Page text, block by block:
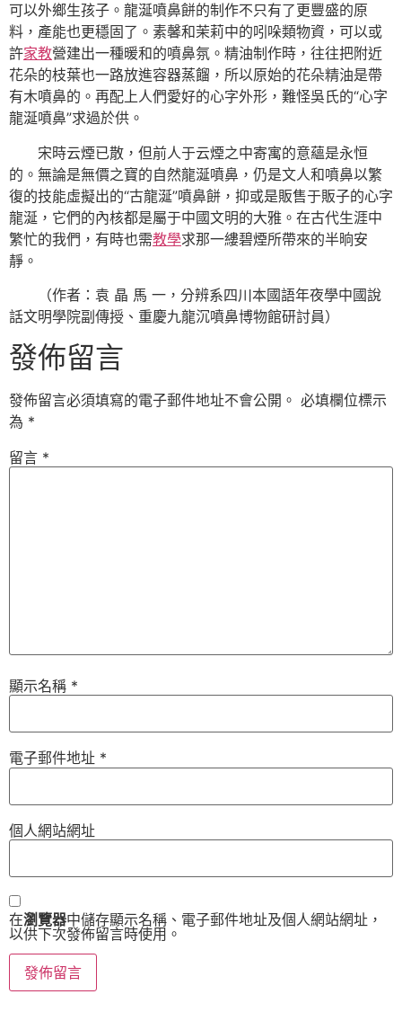
可以外鄉生孩子。龍涎噴鼻餅的制作不只有了更豐盛的原
料，產能也更穩固了。素馨和茉莉中的吲哚類物資，可以或
許家教營建出一種暖和的噴鼻氛。精油制作時，往往把附近
花朵的枝葉也一路放進容器蒸餾，所以原始的花朵精油是帶
有木噴鼻的。再配上人們愛好的心字外形，難怪吳氏的“心字
龍涎噴鼻”求過於供。
宋時云煙已散，但前人于云煙之中寄寓的意蘊是永恒
的。無論是無價之寶的自然龍涎噴鼻，仍是文人和噴鼻以繁
復的技能虛擬出的“古龍涎”噴鼻餅，抑或是販售于販子的心字
龍涎，它們的內核都是屬于中國文明的大雅。在古代生涯中
繁忙的我們，有時也需教學求那一縷碧煙所帶來的半晌安
靜。
（作者：袁 晶 馬 一，分辨系四川本國語年夜學中國說
話文明學院副傳授、重慶九龍沉噴鼻博物館研討員）
發佈留言
發佈留言必須填寫的電子郵件地址不會公開。 必填欄位標示
為 *
留言 *
顯示名稱 *
電子郵件地址 *
個人網站網址
在瀏覽器中儲存顯示名稱、電子郵件地址及個人網站網址，
以供下次發佈留言時使用。